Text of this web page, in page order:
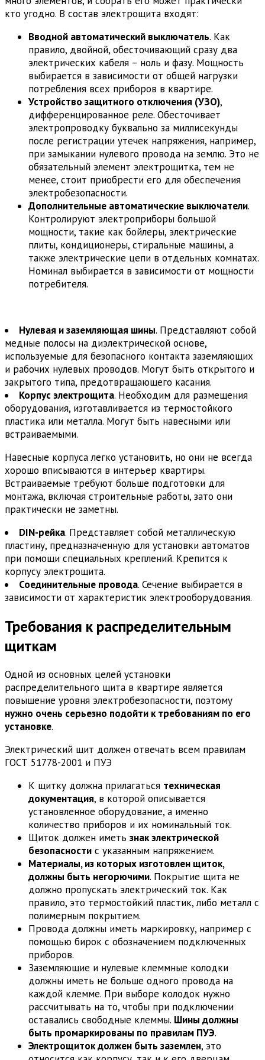
кто угодно. В состав электрощита входят:
Вводной автоматический выключатель. Как
правило, двойной, обесточивающий сразу два
электрических кабеля – ноль и фазу. Мощность
выбирается в зависимости от общей нагрузки
потребления всех приборов в квартире.
Устройство защитного отключения (УЗО),
дифференцированное реле. Обесточивает
электропроводку буквально за миллисекунды
после регистрации утечек напряжения, например,
при замыкании нулевого провода на землю. Это не
обязательный элемент электрощитка, тем не
менее, стоит приобрести его для обеспечения
электробезопасности.
Дополнительные автоматические выключатели.
Контролируют электроприборы большой
мощности, такие как бойлеры, электрические
плиты, кондиционеры, стиральные машины, а
также электрические цепи в отдельных комнатах.
Номинал выбирается в зависимости от мощности
потребителя.
Нулевая и заземляющая шины. Представляют собой
медные полосы на диэлектрической основе,
используемые для безопасного контакта заземляющих
и рабочих нулевых проводов. Могут быть открытого и
закрытого типа, предотвращающего касания.
Корпус электрощита. Необходим для размещения
оборудования, изготавливается из термостойкого
пластика или металла. Могут быть навесными или
встраиваемыми.
Навесные корпуса легко установить, но они не всегда
хорошо вписываются в интерьер квартиры.
Встраиваемые требуют больше подготовки для
монтажа, включая строительные работы, зато они
практически не заметны.
DIN-рейка. Представляет собой металлическую
пластину, предназначенную для установки автоматов
при помощи специальных креплений. Крепится к
корпусу электрощита.
Соединительные провода. Сечение выбирается в
зависимости от характеристик электрооборудования.
Требования к распределительным
щиткам
Одной из основных целей установки
распределительного щита в квартире является
повышение уровня электробезопасности, поэтому
нужно очень серьезно подойти к требованиям по его
установке.
Электрический щит должен отвечать всем правилам
ГОСТ 51778-2001 и ПУЭ
К щитку должна прилагаться техническая
документация, в которой описывается
установленное оборудование, а именно
количество приборов и их номинальный ток.
Щиток должен иметь знак электрической
безопасности с указанным напряжением.
Материалы, из которых изготовлен щиток,
должны быть негорючими. Покрытие щита не
должно пропускать электрический ток. Как
правило, это термостойкий пластик, либо металл с
полимерным покрытием.
Провода должны иметь маркировку, например с
помощью бирок с обозначением подключенных
приборов.
Заземляющие и нулевые клеммные колодки
должны иметь не больше одного провода на
каждой клемме. При выборе колодок нужно
рассчитывать на то, чтобы при подключении
оставались свободные клеммы. Шины должны
быть промаркированы по правилам ПУЭ.
Электрощиток должен быть заземлен, это